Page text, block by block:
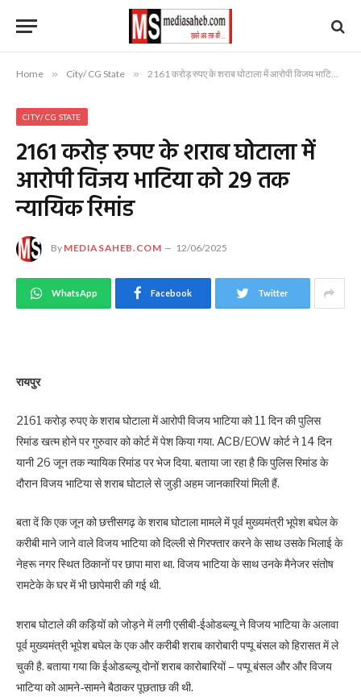
Home » City/ CG State » 2161 करोड़ रुपए के शराब घोटाला में आरोपी विजय भाटिया को 29 तक न्यायिक रिमांड
CITY/ CG STATE
2161 करोड़ रुपए के शराब घोटाला में
आरोपी विजय भाटिया को 29 तक
न्यायिक रिमांड
By MEDIASAHEB.COM 12/06/2025
WhatsApp Facebook Twitter
रायपुर
2161 करोड़ रुपए के शराब घोटाला में आरोपी विजय भाटिया को 11 दिन की पुलिस
रिमांड खत्म होने पर गुरुवार को कोर्ट में पेश किया गया. ACB/EOW कोर्ट ने 14 दिन
यानी 26 जून तक न्यायिक रिमांड पर भेज दिया. बताया जा रहा है कि पुलिस रिमांड के
दौरान विजय भाटिया से शराब घोटाले से जुड़ी अहम जानकारियां मिली हैं.
बता दें कि एक जून को छत्तीसगढ़ के शराब घोटाला मामले में पूर्व मुख्यमंत्री भूपेश बघेल के
करीबी माने जाने वाले विजय भाटिया को दिल्ली से गिरफ्तार करने के साथ उसके भिलाई के
नेहरू नगर स्थित ठिकानों पर छापा मारा था. विजय भाटिया के साथ उनके मैनेजर संतोष
रामटेके के घर में भी छापेमारी की गई थी.
शराब घोटाले की कड़ियों को जोड़ने में लगी एसीबी-ईओडब्ल्यू ने विजय भाटिया के अलावा
पूर्व मुख्यमंत्री भूपेश बघेल के एक और करीबी शराब कारोबारी पप्पू बंसल को हिरासत में ले
चुकी है. बताया गया कि ईओडब्ल्यू दोनों शराब कारोबारियों – पप्पू बंसल और और विजय
भाटिया को आमने-सामने बैठाकर पूछताछ की थी.